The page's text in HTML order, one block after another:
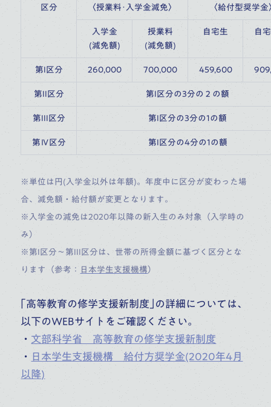
区分
〈授業料･入学金減免〉
〈給付型奨学金
入学金
(減免額)
授業料
(減免額)
自宅生 自
第I区分 260,000 700,000 459,600
第II区分 第I区分の3分の２の額
第III区分 第I区分の3分の1の額
第Ⅳ区分 第I区分の4分の1の額
※単位は円(入学金以外は年額)。年度中に区分が変わった場
合、減免額・給付額が変更となります。
※入学金の減免は2020年以降の新入生のみ対象（入学時の
み）
※第I区分～第III区分は、世帯の所得金額に基づく区分とな
ります（参考： 日本学生支援機構 ）
｢高等教育の修学支援新制度｣の詳細については、
以下のWEBサイトをご確認ください。
・ 文部科学省 高等教育の修学支援新制度
・
日本学生支援機構 給付方奨学金(2020年4月
以降)